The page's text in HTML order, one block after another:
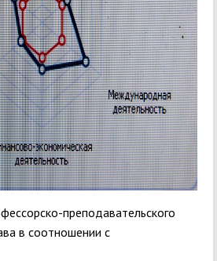
преподавательского
в соотношении с